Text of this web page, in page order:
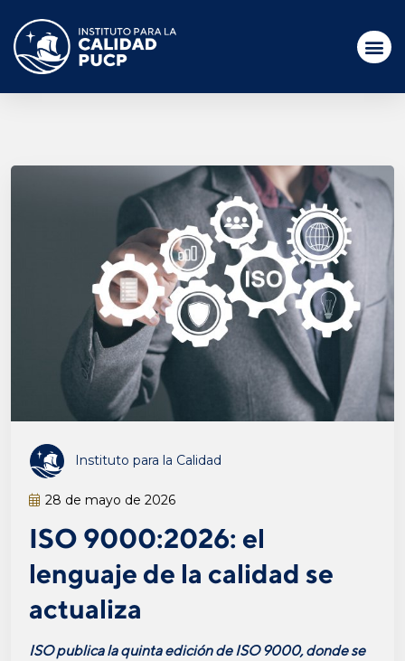
Instituto para la Calidad
28 de mayo de 2026
ISO 9000:2026: el
lenguaje de la calidad se
actualiza
ISO publica la quinta edición de ISO 9000, donde se